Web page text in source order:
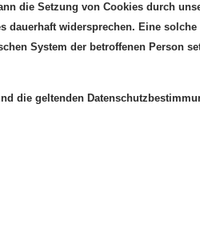
die Setzung von Cookies durch
dauerhaft widersprechen. Eine
System der betroffenen Person
die geltenden